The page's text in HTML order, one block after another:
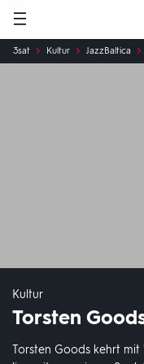
Hauptnavigation
Sie
sind
3sat Kultur JazzBaltica
Kultur
Torsten
Torsten Goods kehrt mit